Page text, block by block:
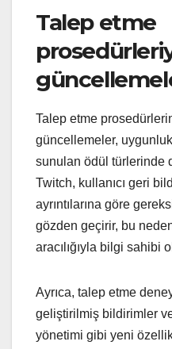
Talep etme
Talep etme
güncellemeler,
sunulan ödül türlerinde
Twitch, kullanıcı geri
ayrıntılarına göre
gözden geçirir, bu
aracılığıyla bilgi sahibi
Ayrıca, talep etme
geliştirilmiş bildirimler
yönetimi gibi yeni